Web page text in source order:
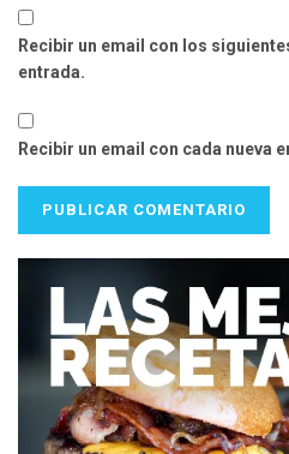
Recibir un email con los
entrada.
Recibir un email con cada nueva